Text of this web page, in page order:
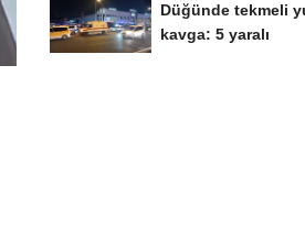
Düğünde tekmeli
kavga: 5 yaralı